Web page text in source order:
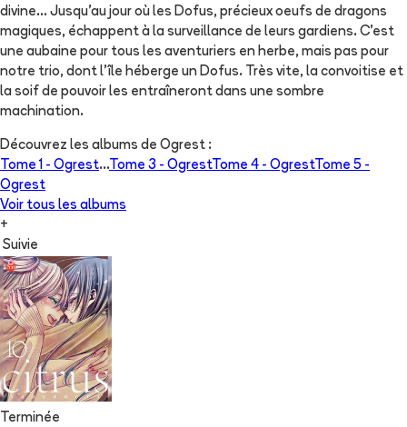
divine... Jusqu'au jour où les Dofus, précieux oeufs de dragons
magiques, échappent à la surveillance de leurs gardiens. C'est
une aubaine pour tous les aventuriers en herbe, mais pas pour
notre trio, dont l'île héberge un Dofus. Très vite, la convoitise et
la soif de pouvoir les entraîneront dans une sombre
machination.
Découvrez les albums de Ogrest :
Tome 1 - Ogrest...Tome 3 - OgrestTome 4 - OgrestTome 5 -
Ogrest
Voir tous les albums
+
Suivie
Terminée